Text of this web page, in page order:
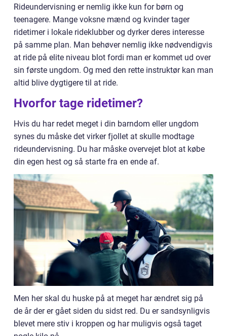
Rideundervisning er nemlig ikke kun for børn og
teenagere. Mange voksne mænd og kvinder tager
ridetimer i lokale rideklubber og dyrker deres interesse
på samme plan. Man behøver nemlig ikke nødvendigvis
at ride på elite niveau blot fordi man er kommet ud over
sin første ungdom. Og med den rette instruktør kan man
altid blive dygtigere til at ride.
Hvorfor tage ridetimer?
Hvis du har redet meget i din barndom eller ungdom
synes du måske det virker fjollet at skulle modtage
rideundervisning. Du har måske overvejet blot at købe
din egen hest og så starte fra en ende af.
Men her skal du huske på at meget har ændret sig på
de år der er gået siden du sidst red. Du er sandsynligvis
blevet mere stiv i kroppen og har muligvis også taget